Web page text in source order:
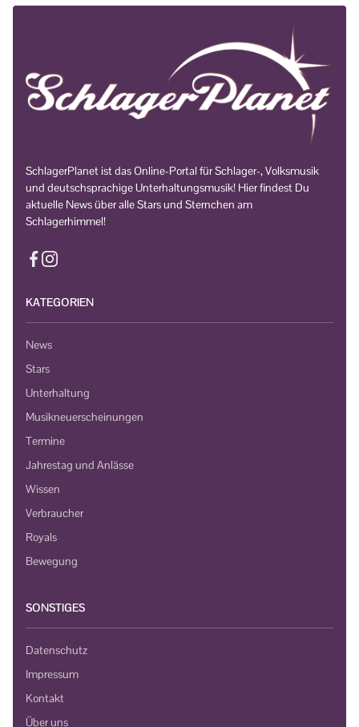
SchlagerPlanet ist das Online-Portal für Schlager-, Volksmusik
und deutschsprachige Unterhaltungsmusik! Hier findest Du
aktuelle News über alle Stars und Sternchen am
Schlagerhimmel!
KATEGORIEN
News
Stars
Unterhaltung
Musikneuerscheinungen
Termine
Jahrestag und Anlässe
Wissen
Verbraucher
Royals
Bewegung
SONSTIGES
Datenschutz
Impressum
Kontakt
Über uns